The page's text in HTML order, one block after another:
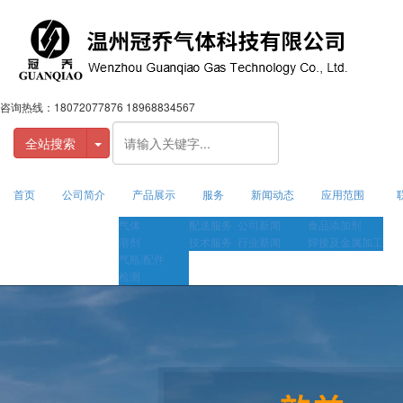
咨询热线： 18072077876 18968834567
全站搜索
首页 公司简介
产品展示
气体
溶剂
气瓶/配件
检测
服务
配送服务
技术服务
新闻动态
公司新闻
行业新闻
应用范围
食品添加剂
焊接及金属加工